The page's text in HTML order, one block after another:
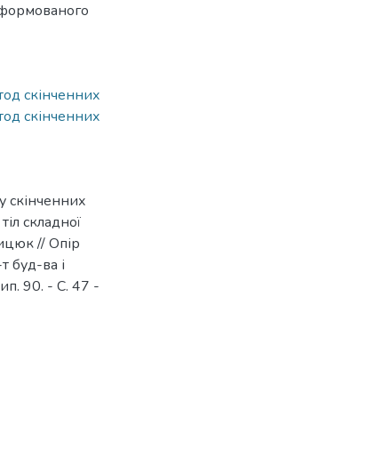
скінченних
скінченних
скінченних
складної
// Опір
буд-ва і
90. - С. 47 -